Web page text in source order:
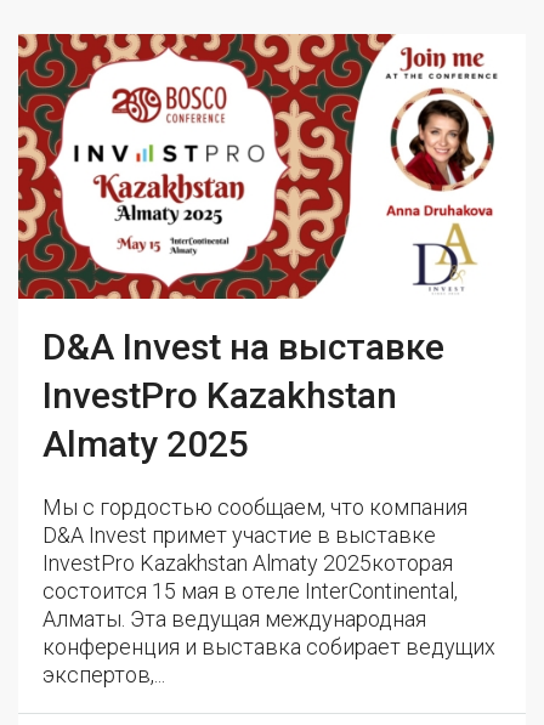
D&A Invest на выставке
InvestPro Kazakhstan
Almaty 2025
Мы с гордостью сообщаем, что компания
D&A Invest примет участие в выставке
InvestPro Kazakhstan Almaty 2025которая
состоится 15 мая в отеле InterContinental,
Алматы. Эта ведущая международная
конференция и выставка собирает ведущих
экспертов,...